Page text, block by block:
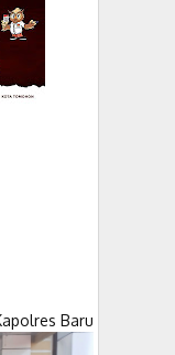
Baru